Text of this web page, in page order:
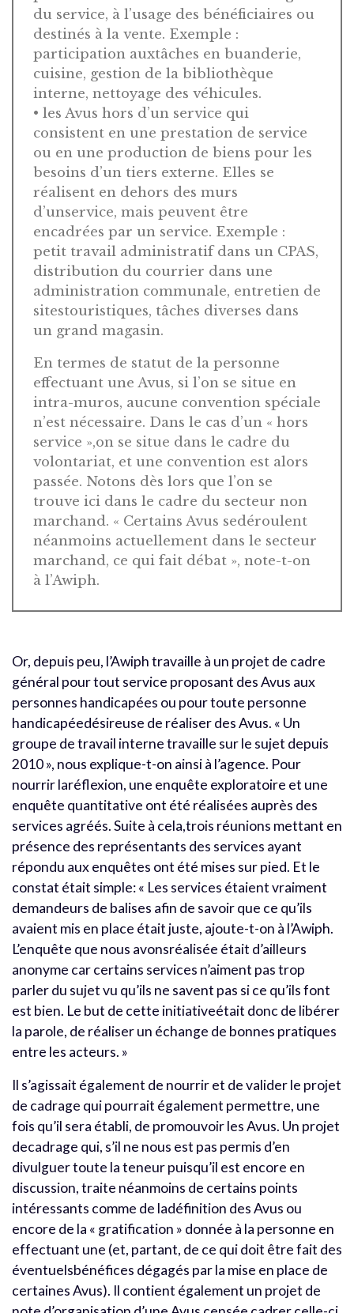
du service, à l’usage des bénéficiaires ou
destinés à la vente. Exemple :
participation auxtâches en buanderie,
cuisine, gestion de la bibliothèque
interne, nettoyage des véhicules.
• les Avus hors d’un service qui
consistent en une prestation de service
ou en une production de biens pour les
besoins d’un tiers externe. Elles se
réalisent en dehors des murs
d’unservice, mais peuvent être
encadrées par un service. Exemple :
petit travail administratif dans un CPAS,
distribution du courrier dans une
administration communale, entretien de
sitestouristiques, tâches diverses dans
un grand magasin.
En termes de statut de la personne
effectuant une Avus, si l’on se situe en
intra-muros, aucune convention spéciale
n’est nécessaire. Dans le cas d’un « hors
service »,on se situe dans le cadre du
volontariat, et une convention est alors
passée. Notons dès lors que l’on se
trouve ici dans le cadre du secteur non
marchand. « Certains Avus sedéroulent
néanmoins actuellement dans le secteur
marchand, ce qui fait débat », note-t-on
à l’Awiph.
Or, depuis peu, l’Awiph travaille à un projet de cadre
général pour tout service proposant des Avus aux
personnes handicapées ou pour toute personne
handicapéedésireuse de réaliser des Avus. « Un
groupe de travail interne travaille sur le sujet depuis
2010 », nous explique-t-on ainsi à l’agence. Pour
nourrir laréflexion, une enquête exploratoire et une
enquête quantitative ont été réalisées auprès des
services agréés. Suite à cela,trois réunions mettant en
présence des représentants des services ayant
répondu aux enquêtes ont été mises sur pied. Et le
constat était simple: « Les services étaient vraiment
demandeurs de balises afin de savoir que ce qu’ils
avaient mis en place était juste, ajoute-t-on à l’Awiph.
L’enquête que nous avonsréalisée était d’ailleurs
anonyme car certains services n’aiment pas trop
parler du sujet vu qu’ils ne savent pas si ce qu’ils font
est bien. Le but de cette initiativeétait donc de libérer
la parole, de réaliser un échange de bonnes pratiques
entre les acteurs. »
Il s’agissait également de nourrir et de valider le projet
de cadrage qui pourrait également permettre, une
fois qu’il sera établi, de promouvoir les Avus. Un projet
decadrage qui, s’il ne nous est pas permis d’en
divulguer toute la teneur puisqu’il est encore en
discussion, traite néanmoins de certains points
intéressants comme de ladéfinition des Avus ou
encore de la « gratification » donnée à la personne en
effectuant une (et, partant, de ce qui doit être fait des
éventuelsbénéfices dégagés par la mise en place de
certaines Avus). Il contient également un projet de